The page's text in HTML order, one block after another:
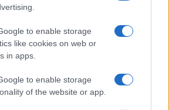
to enable storage
like cookies on web or
in apps.
to enable storage
of the website or app.
un’esperienza olfattiva unica in un